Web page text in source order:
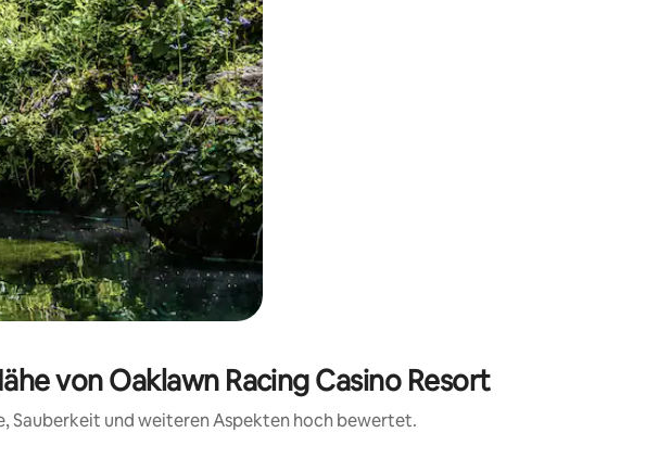
von Oaklawn Racing Casino Resort
Sauberkeit und weiteren Aspekten hoch bewertet.